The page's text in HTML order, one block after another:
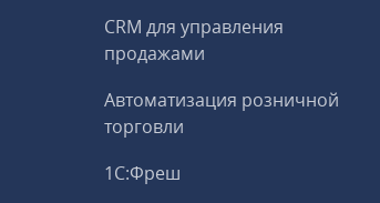
CRM для управления
продажами
Автоматизация розничной
торговли
1С:Фреш